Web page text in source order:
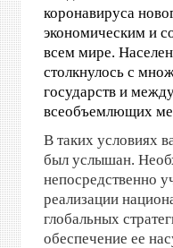
коронавируса
экономическим и
всем мире.
столкнулось с
государств и
всеобъемлющих
В таких условиях
был услышан.
непосредственно
реализации
глобальных
обеспечение ее